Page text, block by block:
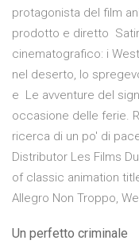
protagonista del film
prodotto e diretto
cinematografico: i
nel deserto, lo
e Le avventure del
occasione delle ferie.
ricerca di un po' di
Distributor Les Films
of classic animation
Allegro Non Troppo,
Un perfetto criminale